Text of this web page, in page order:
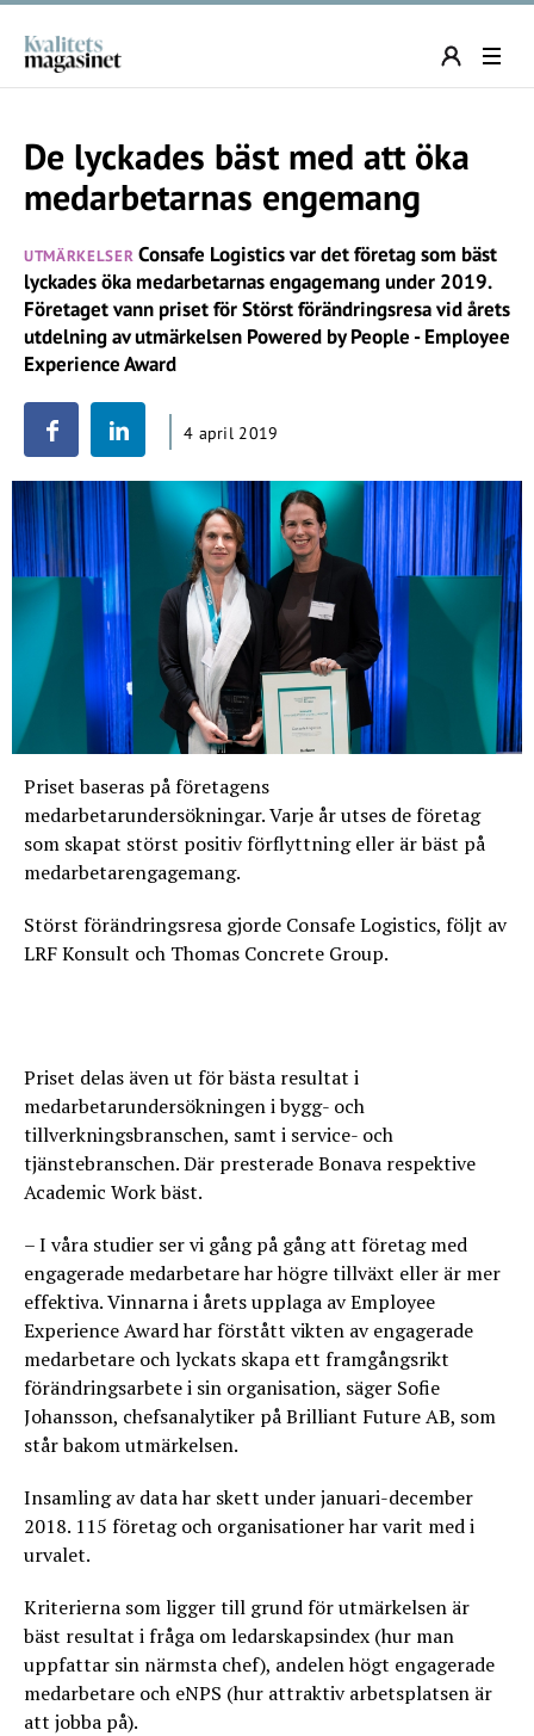
De lyckades bäst med att öka
medarbetarnas engemang
UTMÄRKELSER Consafe Logistics var det företag som bäst
lyckades öka medarbetarnas engagemang under 2019.
Företaget vann priset för Störst förändringsresa vid årets
utdelning av utmärkelsen Powered by People - Employee
Experience Award
4 april 2019
Priset baseras på företagens
medarbetarundersökningar. Varje år utses de företag
som skapat störst positiv förflyttning eller är bäst på
medarbetarengagemang.
Störst förändringsresa gjorde Consafe Logistics, följt av
LRF Konsult och Thomas Concrete Group.
Priset delas även ut för bästa resultat i
medarbetarundersökningen i bygg- och
tillverkningsbranschen, samt i service- och
tjänstebranschen. Där presterade Bonava respektive
Academic Work bäst.
– I våra studier ser vi gång på gång att företag med
engagerade medarbetare har högre tillväxt eller är mer
effektiva. Vinnarna i årets upplaga av Employee
Experience Award har förstått vikten av engagerade
medarbetare och lyckats skapa ett framgångsrikt
förändringsarbete i sin organisation, säger Sofie
Johansson, chefsanalytiker på Brilliant Future AB, som
står bakom utmärkelsen.
Insamling av data har skett under januari-december
2018. 115 företag och organisationer har varit med i
urvalet.
Kriterierna som ligger till grund för utmärkelsen är
bäst resultat i fråga om ledarskapsindex (hur man
uppfattar sin närmsta chef), andelen högt engagerade
medarbetare och eNPS (hur attraktiv arbetsplatsen är
att jobba på).